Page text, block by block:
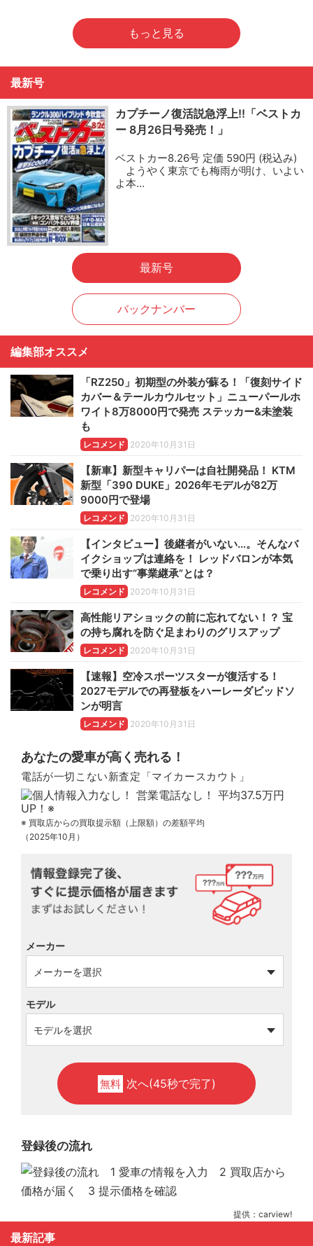
もっと見る
最新号
カプチーノ復活説急浮上!!「ベストカ
ー 8月26日号発売！」
ベストカー8.26号 定価 590円 (税込み)
ようやく東京でも梅雨が明け、いよい
よ本…
最新号
バックナンバー
編集部オススメ
「RZ250」初期型の外装が蘇る！「復刻サイド
カバー＆テールカウルセット」ニューパールホ
ワイト8万8000円で発売 ステッカー&未塗装
も
レコメンド 2020年10月31日
【新車】新型キャリパーは自社開発品！ KTM
新型「390 DUKE」2026年モデルが82万
9000円で登場
レコメンド 2020年10月31日
【インタビュー】後継者がいない…。そんなバ
イクショップは連絡を！ レッドバロンが本気
で乗り出す“事業継承”とは？
レコメンド 2020年10月31日
高性能リアショックの前に忘れてない！？ 宝
の持ち腐れを防ぐ足まわりのグリスアップ
レコメンド 2020年10月31日
【速報】空冷スポーツスターが復活する！
2027モデルでの再登板をハーレーダビッドソ
ンが明言
レコメンド 2020年10月31日
あなたの愛車が高く売れる！
電話が一切こない新査定「マイカースカウト」
※ 買取店からの買取提示額（上限額）の差額平均
（2025年10月）
メーカー
モデル
無料 次へ(45秒で完了)
登録後の流れ
提供：carview!
最新記事